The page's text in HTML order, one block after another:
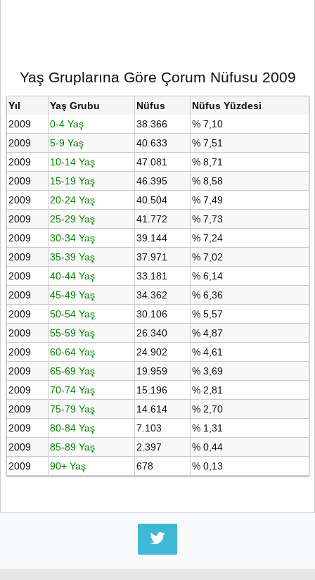
Yaş Gruplarına Göre Çorum Nüfusu 2009
Yıl Yaş Grubu Nüfus
Nüfus Yüzdesi
2009
0-4 Yaş 38.366
% 7,10
2009
5-9 Yaş 40.633
% 7,51
2009
10-14 Yaş 47.081
% 8,71
2009
15-19 Yaş 46.395
% 8,58
2009
20-24 Yaş 40.504
% 7,49
2009
25-29 Yaş 41.772
% 7,73
2009
30-34 Yaş 39.144
% 7,24
2009
35-39 Yaş 37.971
% 7,02
2009
40-44 Yaş 33.181
% 6,14
2009
45-49 Yaş 34.362
% 6,36
2009
50-54 Yaş 30.106
% 5,57
2009
55-59 Yaş 26.340
% 4,87
2009
60-64 Yaş 24.902
% 4,61
2009
65-69 Yaş 19.959
% 3,69
2009
70-74 Yaş 15.196
% 2,81
2009
75-79 Yaş 14.614
% 2,70
2009
80-84 Yaş 7.103
% 1,31
2009
85-89 Yaş 2.397
% 0,44
2009
90+ Yaş 678 % 0,13